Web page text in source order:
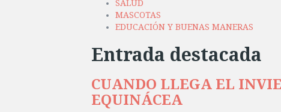
SALUD
MASCOTAS
EDUCACIÓN Y BUENAS MANERAS
Entrada destacada
CUANDO LLEGA EL
EQUINÁCEA